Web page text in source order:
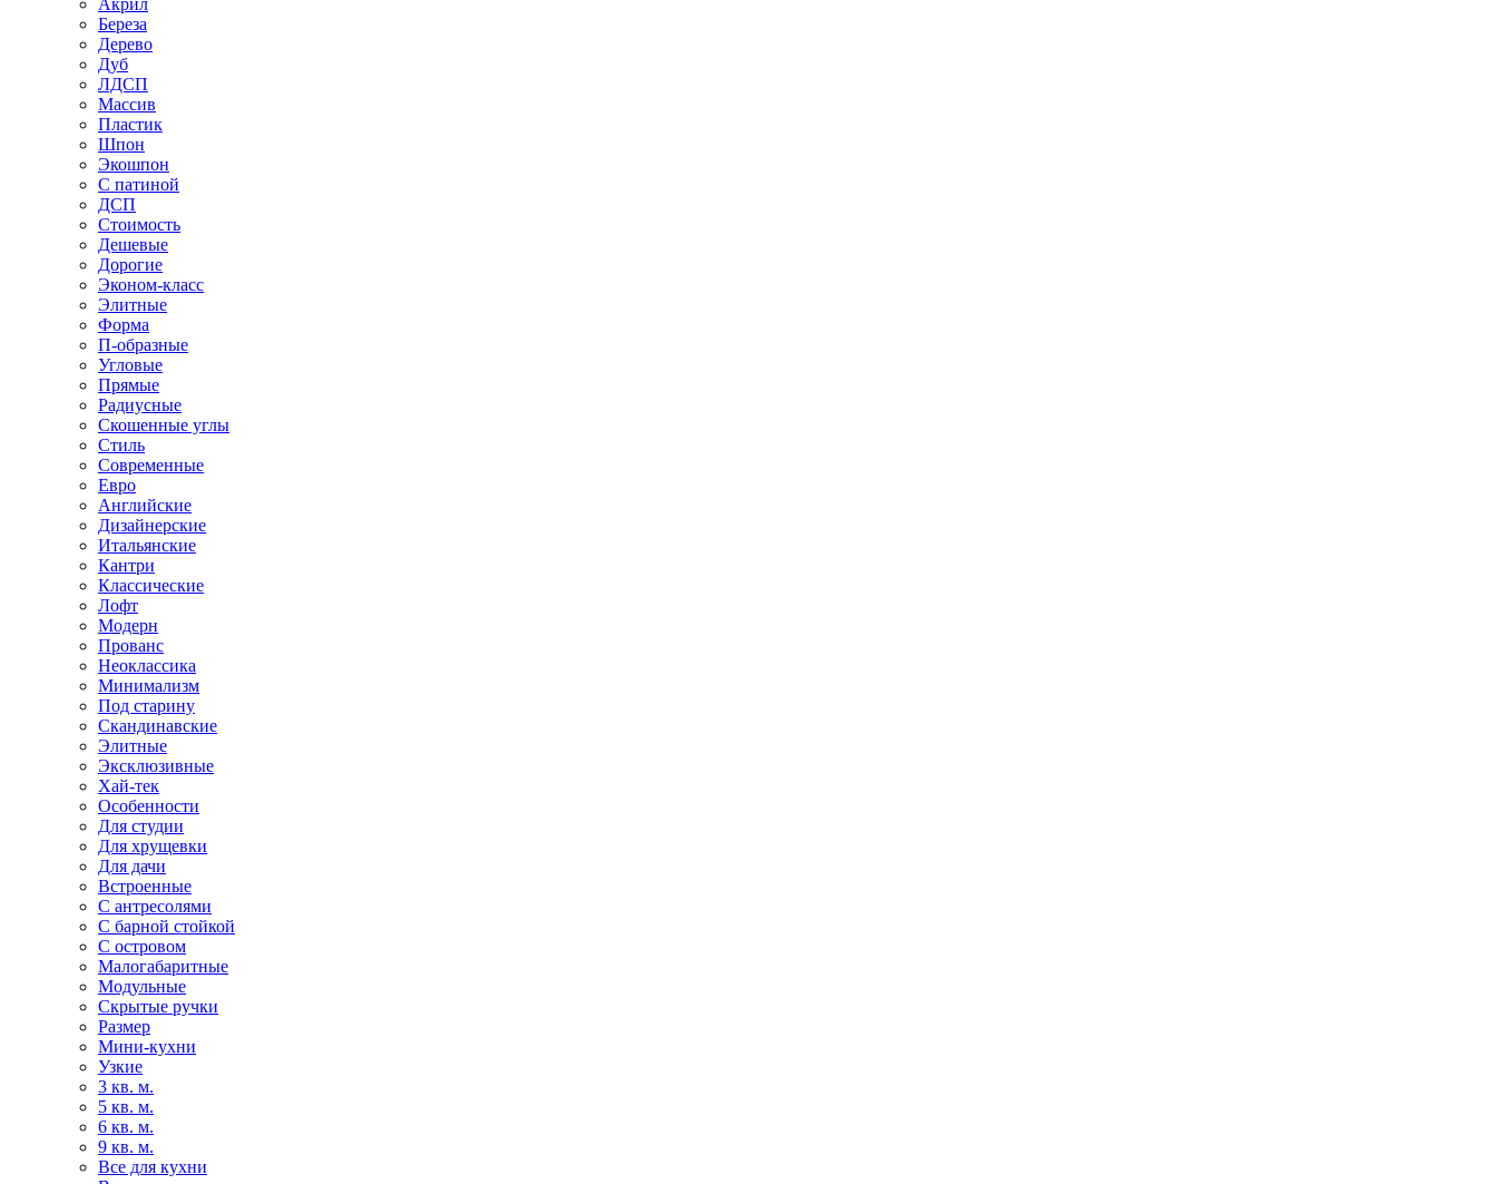
Береза
Дерево
Дуб
ЛДСП
Массив
Пластик
Шпон
Экошпон
С патиной
ДСП
Стоимость
Дешевые
Дорогие
Эконом-класс
Элитные
Форма
П-образные
Угловые
Прямые
Радиусные
Скошенные углы
Стиль
Современные
Евро
Английские
Дизайнерские
Итальянские
Кантри
Классические
Лофт
Модерн
Прованс
Неоклассика
Минимализм
Под старину
Скандинавские
Элитные
Эксклюзивные
Хай-тек
Особенности
Для студии
Для хрущевки
Для дачи
Встроенные
С антресолями
С барной стойкой
С островом
Малогабаритные
Модульные
Скрытые ручки
Размер
Мини-кухни
Узкие
3 кв. м.
5 кв. м.
6 кв. м.
9 кв. м.
Все для кухни